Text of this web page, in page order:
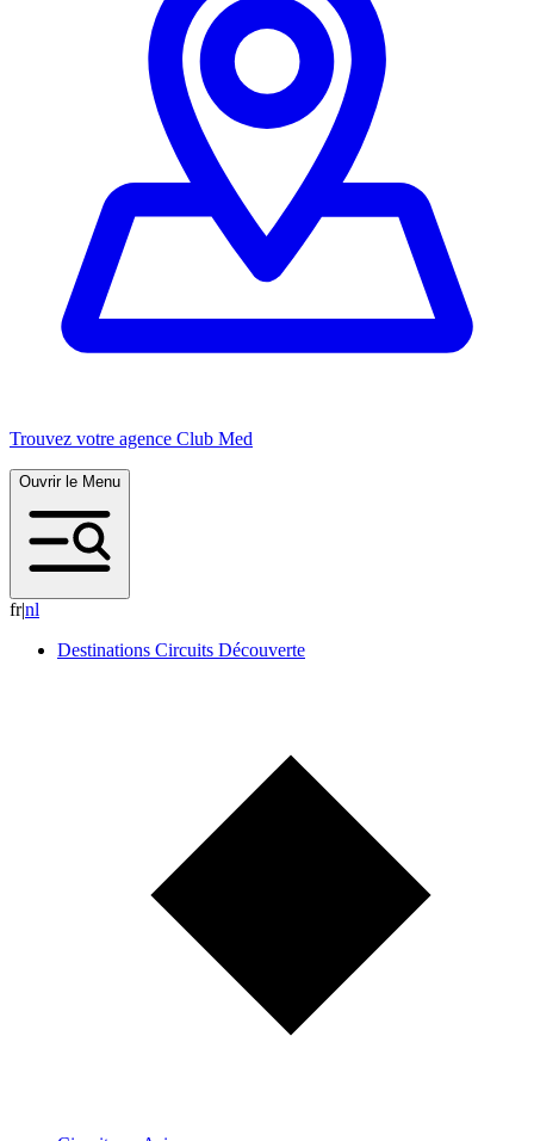
Trouvez votre agence Club Med
Ouvrir le Menu
fr|nl
Destinations Circuits Découverte